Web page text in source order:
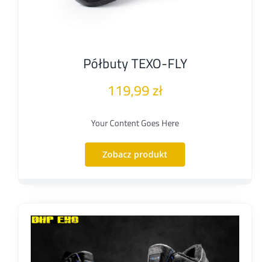
Półbuty TEXO-FLY
119,99zł
Your Content Goes Here
Zobacz produkt